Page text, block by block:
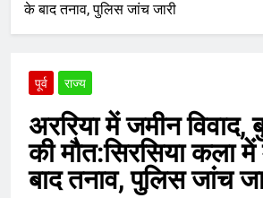
के बाद तनाव, पुलिस जांच जारी
पूर्व राज्य
अररिया में जमीन विवाद,
की मौत:सिरसिया कला में
बाद तनाव, पुलिस जांच